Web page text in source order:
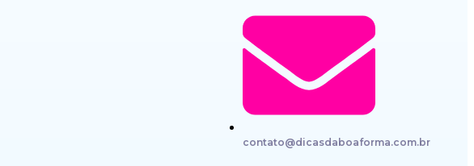
contato@dicasdaboaforma.com.br